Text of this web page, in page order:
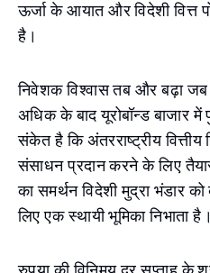
ऊर्जा के आयात और विदेशी वित्त
है।
निवेशक विश्वास तब और बढ़ा जब
अधिक के बाद यूरोबॉन्ड बाजार
संकेत है कि अंतरराष्ट्रीय
संसाधन प्रदान करने के लिए
का समर्थन विदेशी मुद्रा भंडार
लिए एक स्थायी भूमिका निभाता है।